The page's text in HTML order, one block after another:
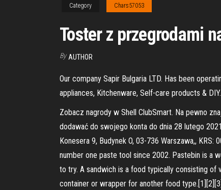
Category Chars57053
Toster z przegrodami
By AUTHOR
Our company Sapir Bulgaria LTD. Has been
appliances, Kitchenware, Self-care products & DIY.
Zobacz nagrody w Shell ClubSmart. Na pewno
dodawać do swojego konta do dnia 28 lutego
Konesera 9, Budynek O, 03-736 Warszawa,,
number one paste tool since 2002. Pastebin is a
to try. A sandwich is a food typically consisting of
container or wrapper for another food